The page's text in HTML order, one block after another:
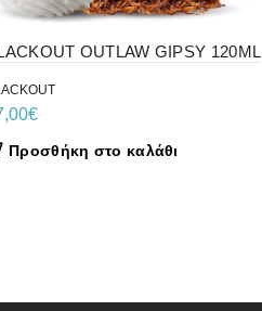
OUTLAW GIPSY 120ML
€
Προσθήκη στο καλάθι